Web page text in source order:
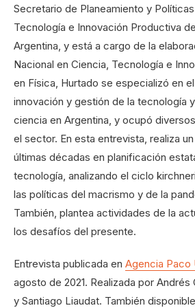
Secretario de Planeamiento y
Tecnología e Innovación Productiva
Argentina, y está a cargo de la
Nacional en Ciencia, Tecnología e
en Física, Hurtado se especializó en
innovación y gestión de la tecnología
ciencia en Argentina, y ocupó
el sector. En esta entrevista, realiza
últimas décadas en planificación
tecnología, analizando el ciclo
las políticas del macrismo y de la
También, plantea actividades de la
los desafíos del presente.
Entrevista publicada en Agencia Paco
agosto de 2021. Realizada por Andrés
y Santiago Liaudat. También